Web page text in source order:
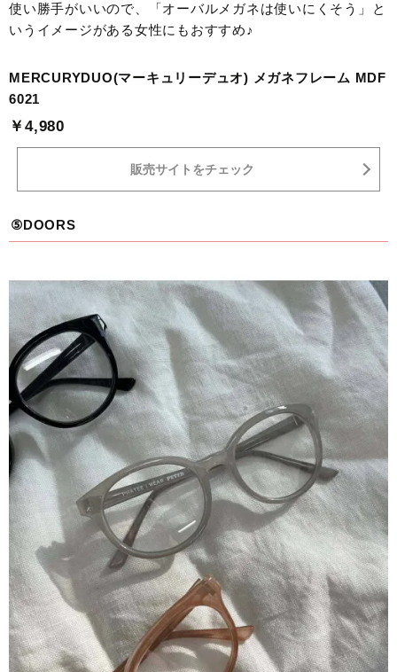
使い勝手がいいので、「オーバルメガネは使いにくそう」と
いうイメージがある女性にもおすすめ♪
MERCURYDUO(マーキュリーデュオ) メガネフレーム MDF
6021
￥4,980
販売サイトをチェック
⑤DOORS